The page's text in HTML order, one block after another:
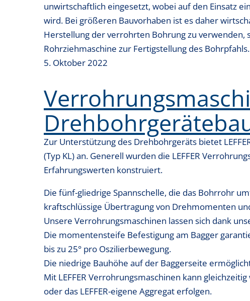
unwirtschaftlich eingesetzt, wobei auf den Einsatz
wird. Bei größeren Bauvorhaben ist es daher
Herstellung der verrohrten Bohrung zu verwenden,
Rohrziehmaschine zur Fertigstellung des Bohrpfahls.
5. Oktober 2022
Zur Unterstützung des Drehbohrgeräts bietet
(Typ KL) an. Generell wurden die LEFFER
Erfahrungswerten konstruiert.
Die fünf-gliedrige Spannschelle, die das Bohrrohr
kraftschlüssige Übertragung von Drehmomenten
Unsere Verrohrungsmaschinen lassen sich dank
Die momentensteife Befestigung am Bagger
bis zu 25° pro Oszilierbewegung.
Die niedrige Bauhöhe auf der Baggerseite
Mit LEFFER Verrohrungsmaschinen kann
oder das LEFFER-eigene Aggregat erfolgen.